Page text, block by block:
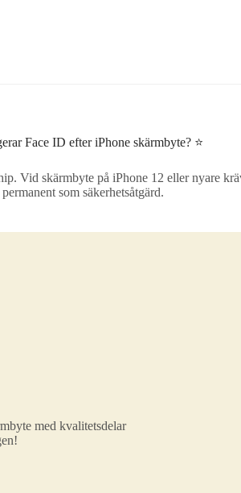
Face ID efter iPhone skärmbyte? ⭐
Vid skärmbyte på iPhone 12 eller nyare
permanent som säkerhetsåtgärd.
med kvalitetsdelar